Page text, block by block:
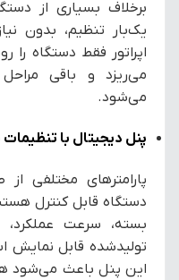
یک‌بار تنظیم، بدون
اپراتور فقط دستگاه
می‌ریزد و باقی
می‌شود.
پنل دیجیتال با
پارامترهای مختلفی
دستگاه قابل کنترل
بسته، سرعت
تولیدشده قابل نمایش
این پنل باعث می‌شود